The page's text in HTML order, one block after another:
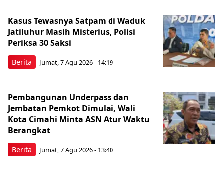
Berita
Kasus Tewasnya Satpam di Waduk
Jatiluhur Masih Misterius, Polisi
Periksa 30 Saksi
Jumat, 7 Agu 2026 - 14:19
Berita
Pembangunan Underpass dan
Jembatan Pemkot Dimulai, Wali
Kota Cimahi Minta ASN Atur Waktu
Berangkat
Jumat, 7 Agu 2026 - 13:40